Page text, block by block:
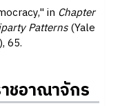
in Chapter
Patterns(Yale
65.
ชอาณาจักร